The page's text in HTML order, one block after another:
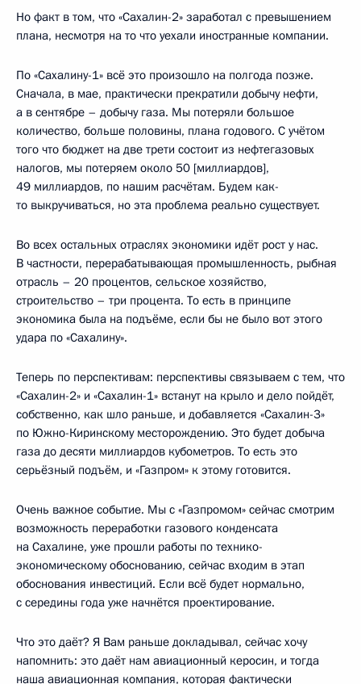
Но факт в том, что «Сахалин-2» заработал с превышением
плана, несмотря на то что уехали иностранные компании.
По «Сахалину-1» всё это произошло на полгода позже.
Сначала, в мае, практически прекратили добычу нефти,
а в сентябре – добычу газа. Мы потеряли большое
количество, больше половины, плана годового. С учётом
того что бюджет на две трети состоит из нефтегазовых
налогов, мы потеряем около 50 [миллиардов],
49 миллиардов, по нашим расчётам. Будем как-
то выкручиваться, но эта проблема реально существует.
Во всех остальных отраслях экономики идёт рост у нас.
В частности, перерабатывающая промышленность, рыбная
отрасль – 20 процентов, сельское хозяйство,
строительство – три процента. То есть в принципе
экономика была на подъёме, если бы не было вот этого
удара по «Сахалину».
Теперь по перспективам: перспективы связываем с тем, что
«Сахалин-2» и «Сахалин-1» встанут на крыло и дело пойдёт,
собственно, как шло раньше, и добавляется «Сахалин-3»
по Южно-Киринскому месторождению. Это будет добыча
газа до десяти миллиардов кубометров. То есть это
серьёзный подъём, и «Газпром» к этому готовится.
Очень важное событие. Мы с «Газпромом» сейчас смотрим
возможность переработки газового конденсата
на Сахалине, уже прошли работы по технико-
экономическому обоснованию, сейчас входим в этап
обоснования инвестиций. Если всё будет нормально,
с середины года уже начнётся проектирование.
Что это даёт? Я Вам раньше докладывал, сейчас хочу
напомнить: это даёт нам авиационный керосин, и тогда
наша авиационная компания, которая фактически